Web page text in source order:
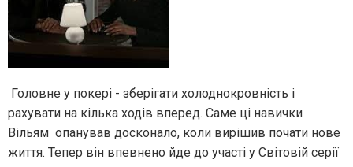
Головне у покері - зберігати холоднокровність і
рахувати на кілька ходів вперед. Саме ці навички
Вільям опанував досконало, коли вирішив почати нове
життя. Тепер він впевнено йде до участі у Світовій серії